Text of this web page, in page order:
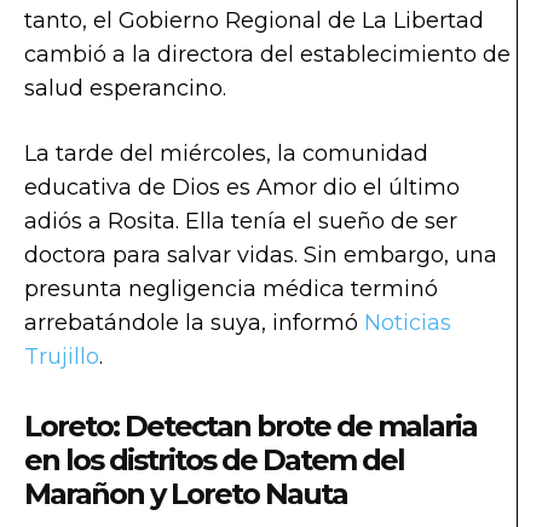
tanto, el Gobierno Regional de La Libertad
cambió a la directora del establecimiento de
salud esperancino.
La tarde del miércoles, la comunidad
educativa de Dios es Amor dio el último
adiós a Rosita. Ella tenía el sueño de ser
doctora para salvar vidas. Sin embargo, una
presunta negligencia médica terminó
arrebatándole la suya, informó Noticias
Trujillo.
Loreto: Detectan brote de malaria
en los distritos de Datem del
Marañon y Loreto Nauta